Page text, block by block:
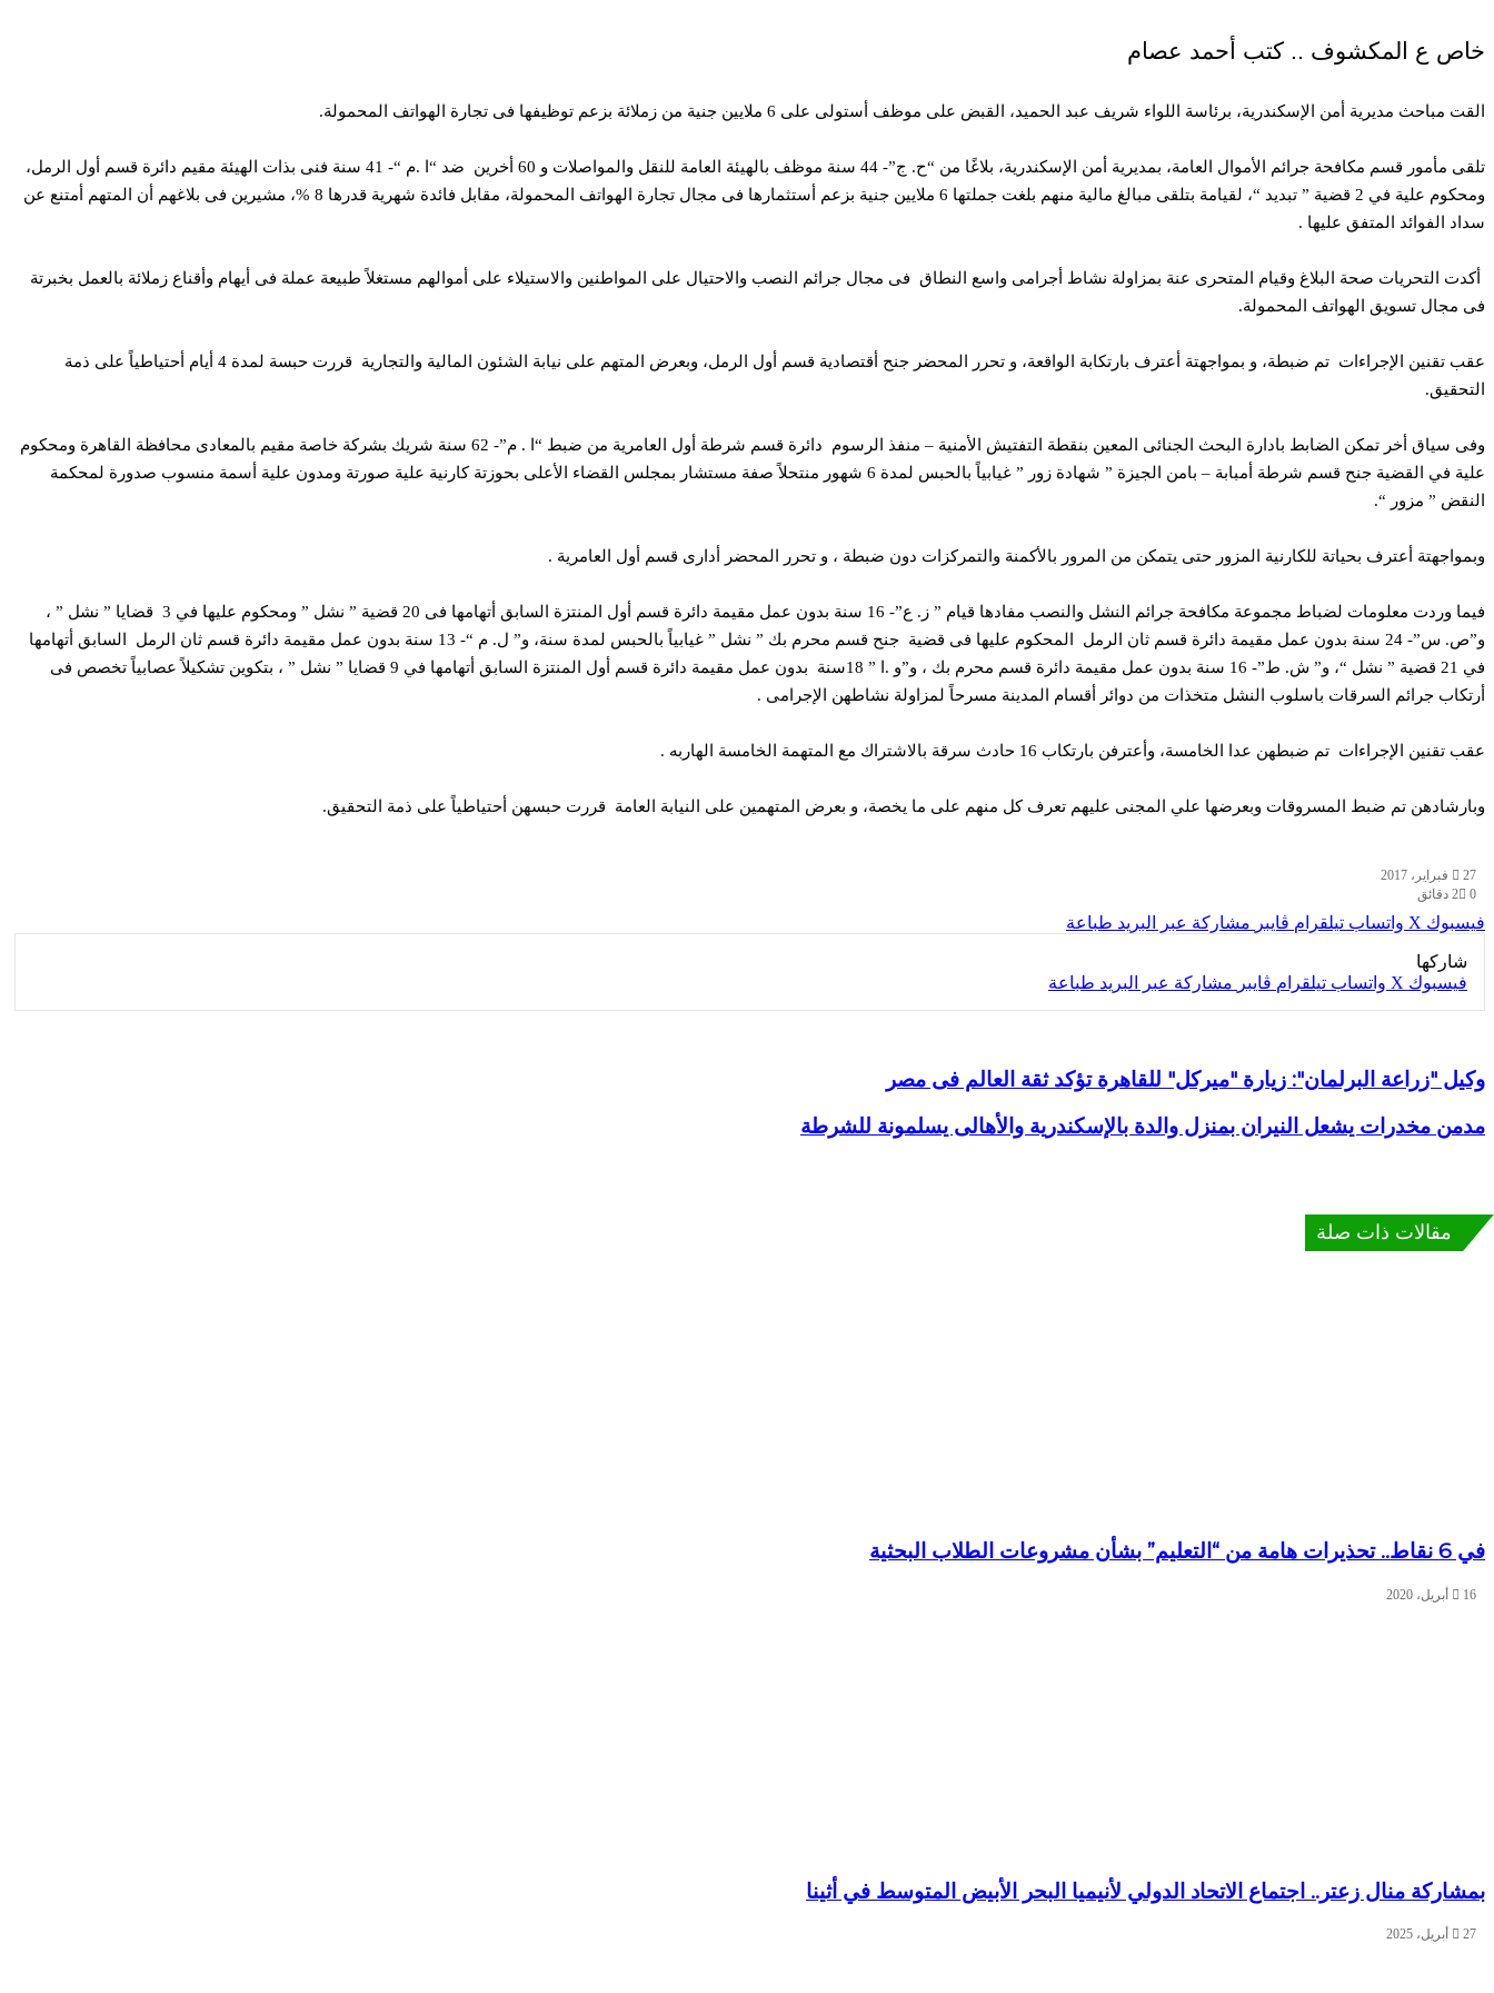
خاص ع المكشوف .. كتب أحمد عصام
القت مباحث مديرية أمن الإسكندرية، برئاسة اللواء شريف عبد الحميد، القبض على موظف أستولى على 6 ملايين جنية من زملائة بزعم توظيفها فى تجارة الهواتف المحمولة.
تلقى مأمور قسم مكافحة جرائم الأموال العامة، بمديرية أمن الإسكندرية، بلاغًا من “ح. ج”- 44 سنة موظف بالهيئة العامة للنقل والمواصلات و 60 أخرين ضد “ا .م “- 41 سنة فنى بذات الهيئة مقيم دائرة قسم أول الرمل،
ومحكوم علية في 2 قضية ” تبديد “، لقيامة بتلقى مبالغ مالية منهم بلغت جملتها 6 ملايين جنية بزعم أستثمارها فى مجال تجارة الهواتف المحمولة، مقابل فائدة شهرية قدرها 8 %، مشيرين فى بلاغهم أن المتهم أمتنع عن
سداد الفوائد المتفق عليها .
أكدت التحريات صحة البلاغ وقيام المتحرى عنة بمزاولة نشاط أجرامى واسع النطاق فى مجال جرائم النصب والاحتيال على المواطنين والاستيلاء على أموالهم مستغلاً طبيعة عملة فى أيهام وأقناع زملائة بالعمل بخبرتة
فى مجال تسويق الهواتف المحمولة.
عقب تقنين الإجراءات تم ضبطة، و بمواجهتة أعترف بارتكابة الواقعة، و تحرر المحضر جنح أقتصادية قسم أول الرمل، وبعرض المتهم على نيابة الشئون المالية والتجارية قررت حبسة لمدة 4 أيام أحتياطياً على ذمة
التحقيق.
وفى سياق أخر تمكن الضابط بادارة البحث الجنائى المعين بنقطة التفتيش الأمنية – منفذ الرسوم دائرة قسم شرطة أول العامرية من ضبط “ا . م”- 62 سنة شريك بشركة خاصة مقيم بالمعادى محافظة القاهرة ومحكوم
علية في القضية جنح قسم شرطة أمبابة – بامن الجيزة ” شهادة زور ” غيابياً بالحبس لمدة 6 شهور منتحلاً صفة مستشار بمجلس القضاء الأعلى بحوزتة كارنية علية صورتة ومدون علية أسمة منسوب صدورة لمحكمة
النقض ” مزور “.
وبمواجهتة أعترف بحياتة للكارنية المزور حتى يتمكن من المرور بالأكمنة والتمركزات دون ضبطة ، و تحرر المحضر أدارى قسم أول العامرية .
فيما وردت معلومات لضباط مجموعة مكافحة جرائم النشل والنصب مفادها قيام ” ز. ع”- 16 سنة بدون عمل مقيمة دائرة قسم أول المنتزة السابق أتهامها فى 20 قضية ” نشل ” ومحكوم عليها في 3 قضايا ” نشل ” ،
و”ص. س”- 24 سنة بدون عمل مقيمة دائرة قسم ثان الرمل المحكوم عليها فى قضية جنح قسم محرم بك ” نشل ” غيابياً بالحبس لمدة سنة، و” ل. م “- 13 سنة بدون عمل مقيمة دائرة قسم ثان الرمل السابق أتهامها
في 21 قضية ” نشل “، و” ش. ط”- 16 سنة بدون عمل مقيمة دائرة قسم محرم بك ، و”و .ا ” 18سنة بدون عمل مقيمة دائرة قسم أول المنتزة السابق أتهامها في 9 قضايا ” نشل ” ، بتكوين تشكيلاً عصابياً تخصص فى
أرتكاب جرائم السرقات باسلوب النشل متخذات من دوائر أقسام المدينة مسرحاً لمزاولة نشاطهن الإجرامى .
عقب تقنين الإجراءات تم ضبطهن عدا الخامسة، وأعترفن بارتكاب 16 حادث سرقة بالاشتراك مع المتهمة الخامسة الهاربه .
وبارشادهن تم ضبط المسروقات وبعرضها علي المجنى عليهم تعرف كل منهم على ما يخصة، و بعرض المتهمين على النيابة العامة قررت حبسهن أحتياطياً على ذمة التحقيق.
27 فبراير، 2017
0
2 دقائق
فيسبوك ‫X واتساب تيلقرام ڤايبر مشاركة عبر البريد طباعة
شاركها
فيسبوك ‫X واتساب تيلقرام ڤايبر مشاركة عبر البريد طباعة
وكيل "زراعة البرلمان": زيارة "ميركل" للقاهرة تؤكد ثقة العالم فى مصر
وكيل "زراعة البرلمان": زيارة "ميركل" للقاهرة تؤكد ثقة العالم فى مصر
مدمن مخدرات يشعل النيران بمنزل والدة بالإسكندرية والأهالى يسلمونة للشرطة
مدمن مخدرات يشعل النيران بمنزل والدة بالإسكندرية والأهالى يسلمونة للشرطة
مقالات ذات صلة
في 6 نقاط.. تحذيرات هامة من “التعليم” بشأن مشروعات الطلاب البحثية
16 أبريل، 2020
بمشاركة منال زعتر.. اجتماع الاتحاد الدولي لأنيميا البحر الأبيض المتوسط في أثينا
27 أبريل، 2025